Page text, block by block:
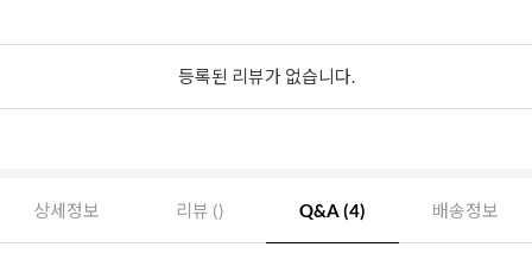
등록된 리뷰가 없습니다.
상세정보 리뷰 () Q&A (4) 배송정보